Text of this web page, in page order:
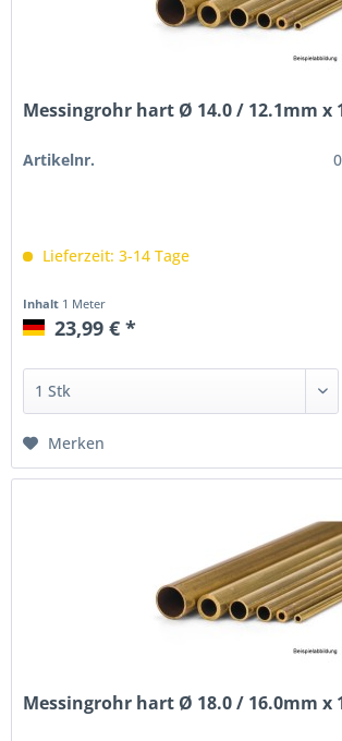
Messingrohr hart Ø 14.0 / 12.1mm x
Artikelnr.
Lieferzeit: 3-14 Tage
Inhalt 1 Meter
23,99 € *
Merken
Messingrohr hart Ø 18.0 / 16.0mm x